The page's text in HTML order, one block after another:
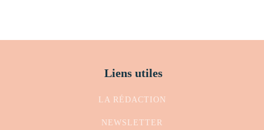
Liens utiles
LA RÉDACTION
NEWSLETTER